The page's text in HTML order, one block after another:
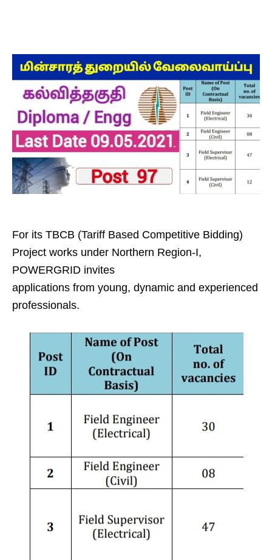
For its TBCB (Tariff Based Competitive Bidding)
Project works under Northern Region-I,
POWERGRID invites
applications from young, dynamic and experienced
professionals.